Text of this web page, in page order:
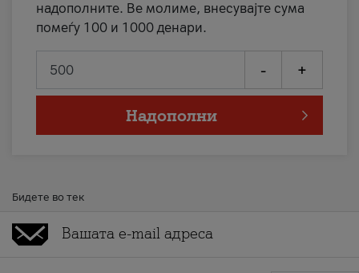
надополните. Ве молиме, внесувајте сума
помеѓу 100 и 1000 денари.
- +
Надополни
Бидете во тек